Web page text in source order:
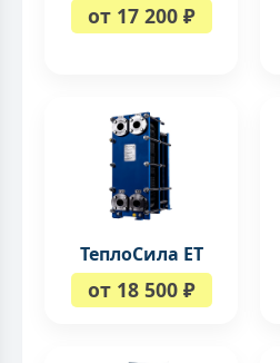
от 17 200 ₽
ТеплоСила ЕТ
от 18 500 ₽